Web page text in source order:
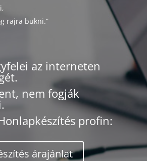
rajra bukni.”
az interneten
nem fogják
profin:
árajánlat